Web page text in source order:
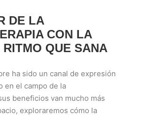
DE LA
CON LA
QUE SANA
ha sido un canal de expresión
en el campo de la
beneficios van mucho más
exploraremos cómo la